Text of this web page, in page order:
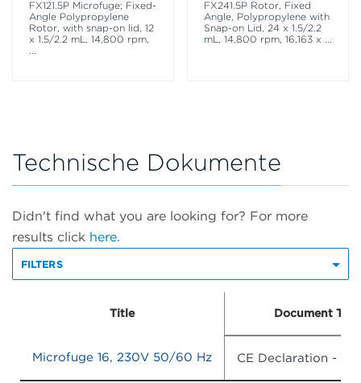
FX121.5P Microfuge; Fixed-
Angle Polypropylene
Rotor, with snap-on lid, 12
x 1.5/2.2 mL, 14,800 rpm,
...
FX241.5P Rotor, Fixed
Angle, Polypropylene with
Snap-on Lid, 24 x 1.5/2.2
mL, 14,800 rpm, 16,163 x ...
Technische Dokumente
Didn't find what you are looking for? For more
results click here.
FILTERS
Title Document
Microfuge 16, 230V 50/60 Hz CE Declaration -